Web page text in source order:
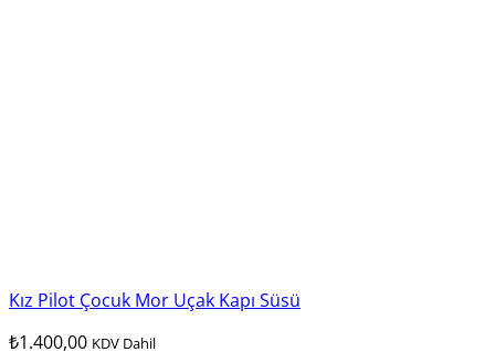
Kız Pilot Çocuk Mor Uçak Kapı Süsü
₺1.400,00 KDV Dahil